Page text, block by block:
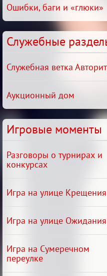
Ошибки, баги и «глюки»
Служебные
Служебная ветка
Аукционный дом
Игровые моменты
Разговоры о турнирах и
конкурсах
Игра на улице Крещения
Игра на улице Ожидания
Игра на Сумеречном
переулке